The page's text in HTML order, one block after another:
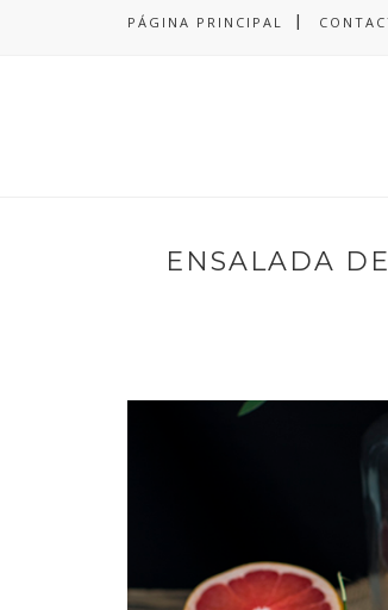
PÁGINA PRINCIPAL
ENSALADA